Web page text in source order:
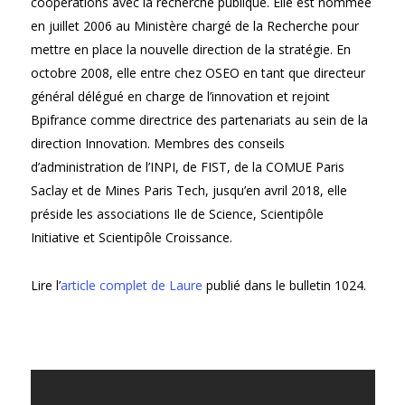
en juillet 2006 au Ministère chargé de la Recherche pour
mettre en place la nouvelle direction de la stratégie. En
octobre 2008, elle entre chez OSEO en tant que directeur
général délégué en charge de l’innovation et rejoint
Bpifrance comme directrice des partenariats au sein de la
direction Innovation. Membres des conseils
d’administration de l’INPI, de FIST, de la COMUE Paris
Saclay et de Mines Paris Tech, jusqu’en avril 2018, elle
préside les associations Ile de Science, Scientipôle
Initiative et Scientipôle Croissance.
Lire l’article complet de Laure publié dans le bulletin 1024.